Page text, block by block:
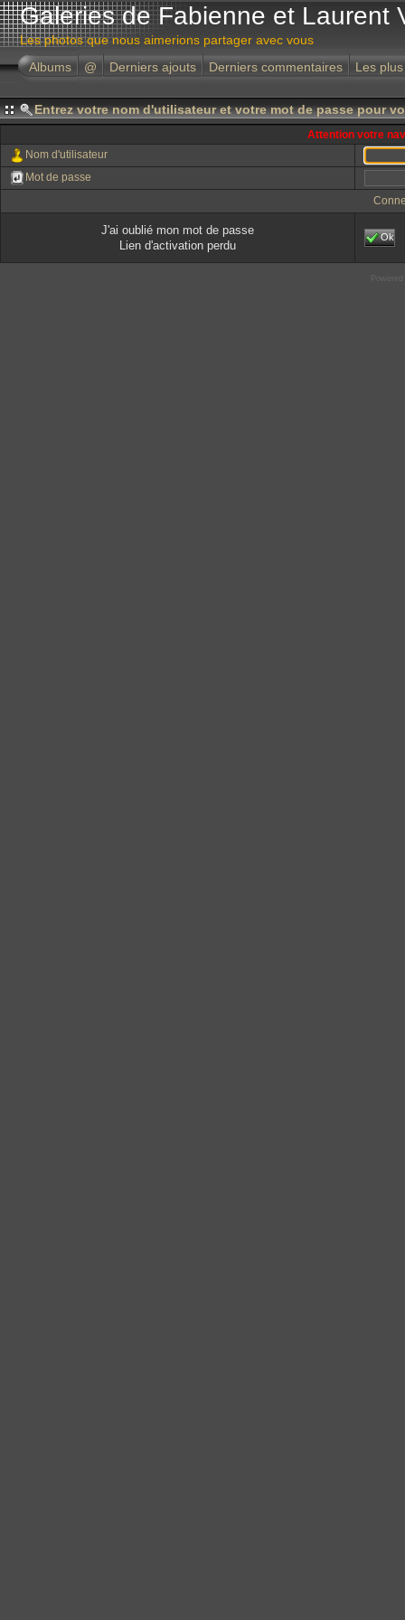
Galeries de Fabienne et Laurent
Les photos que nous aimerions partager avec vous
Albums
@ Derniers ajouts Derniers commentaires Les
Entrez votre nom d'utilisateur et votre mot de passe pour
Attention votre
Nom d'utilisateur
Mot de passe
J'ai oublié mon mot de passe
Lien d'activation perdu
Ok